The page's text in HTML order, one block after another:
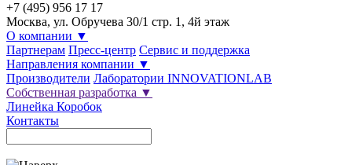
+7 (495) 956 17 17
Москва, ул. Обручева 30/1 стр. 1, 4й этаж
О компании ▼
Партнерам Пресс-центр Сервис и поддержка
Направления компании ▼
Производители Лаборатории INNOVATIONLAB
Собственная разработка ▼
Линейка Коробок
Контакты